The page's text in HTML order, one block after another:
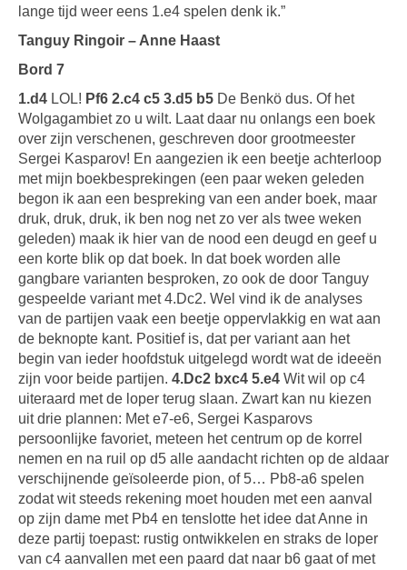
lange tijd weer eens 1.e4 spelen denk ik.”
Tanguy Ringoir – Anne Haast
Bord 7
1.d4 LOL! Pf6 2.c4 c5 3.d5 b5 De Benkö dus. Of het
Wolgagambiet zo u wilt. Laat daar nu onlangs een boek
over zijn verschenen, geschreven door grootmeester
Sergei Kasparov! En aangezien ik een beetje achterloop
met mijn boekbesprekingen (een paar weken geleden
begon ik aan een bespreking van een ander boek, maar
druk, druk, druk, ik ben nog net zo ver als twee weken
geleden) maak ik hier van de nood een deugd en geef u
een korte blik op dat boek. In dat boek worden alle
gangbare varianten besproken, zo ook de door Tanguy
gespeelde variant met 4.Dc2. Wel vind ik de analyses
van de partijen vaak een beetje oppervlakkig en wat aan
de beknopte kant. Positief is, dat per variant aan het
begin van ieder hoofdstuk uitgelegd wordt wat de ideeën
zijn voor beide partijen. 4.Dc2 bxc4 5.e4 Wit wil op c4
uiteraard met de loper terug slaan. Zwart kan nu kiezen
uit drie plannen: Met e7-e6, Sergei Kasparovs
persoonlijke favoriet, meteen het centrum op de korrel
nemen en na ruil op d5 alle aandacht richten op de aldaar
verschijnende geïsoleerde pion, of 5… Pb8-a6 spelen
zodat wit steeds rekening moet houden met een aanval
op zijn dame met Pb4 en tenslotte het idee dat Anne in
deze partij toepast: rustig ontwikkelen en straks de loper
van c4 aanvallen met een paard dat naar b6 gaat of met